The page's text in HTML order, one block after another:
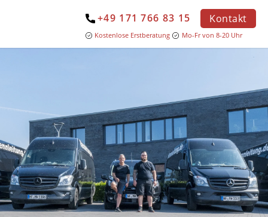
+49 171 766 83 15 Kontakt
Kostenlose Erstberatung Mo-Fr von 8-20 Uhr